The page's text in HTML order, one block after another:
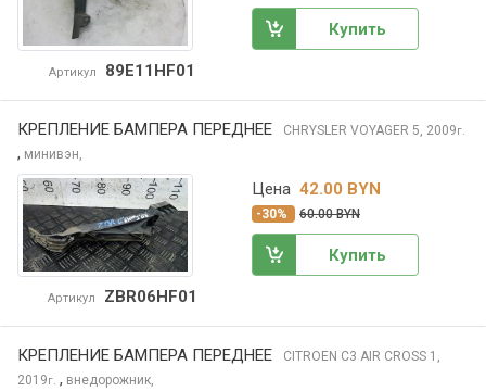
Артикул 89E11HF01
Купить
КРЕПЛЕНИЕ БАМПЕРА ПЕРЕДНЕЕ CHRYSLER VOYAGER 5, 2009г.
, минивэн,
Артикул ZBR06HF01
Цена 42.00 BYN
-30% 60.00 BYN
Купить
КРЕПЛЕНИЕ БАМПЕРА ПЕРЕДНЕЕ CITROEN C3 AIR CROSS 1,
2019г. , внедорожник,